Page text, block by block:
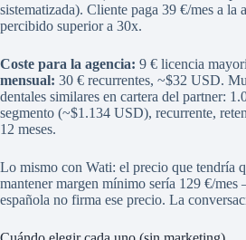
sistematizada). Cliente paga 39 €/mes a la
percibido superior a 30x.
Coste para la agencia: 9 € licencia
mensual: 30 € recurrentes, ~$32 USD.
dentales similares en cartera del partner:
segmento (~$1.134 USD), recurrente,
12 meses.
Lo mismo con Wati: el precio que tendría
mantener margen mínimo sería 129 €/
española no firma ese precio. La